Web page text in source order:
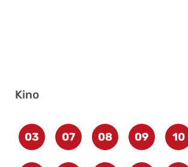
Kino
03 07 08 09 10